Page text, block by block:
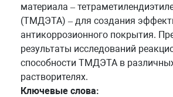
материала –
(ТМДЭТА) – для создания
антикоррозионного покрытия.
результаты исследований
способности ТМДЭТА в
растворителях.
Ключевые слова: